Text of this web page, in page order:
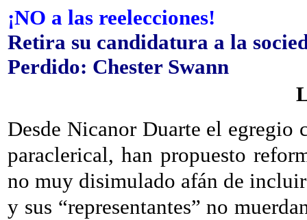
¡NO a las reelecciones!
Retira su candidatura a la
Perdido: Chester Swann
Desde Nicanor Duarte el egregio
paraclerical, han propuesto
no muy disimulado afán de
y sus “representantes” no